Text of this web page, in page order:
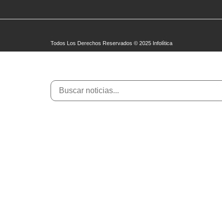
Todos Los Derechos Reservados © 2025 Infolítica